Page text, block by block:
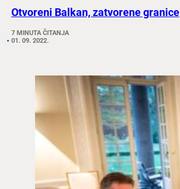
Otvoreni Balkan, zatvorene granice
7 MINUTA ČITANJA
01. 09. 2022.